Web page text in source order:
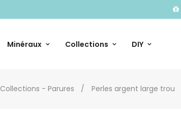
Minéraux Collections DIY
Collections - Parures Perles argent large trou